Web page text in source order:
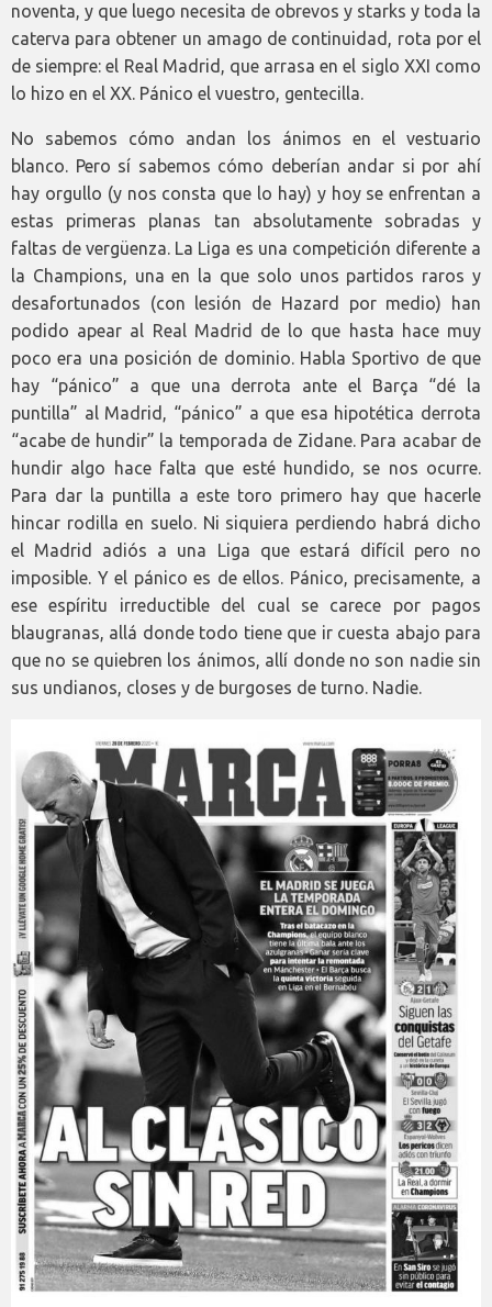
noventa, y que luego necesita de obrevos y starks y toda la
caterva para obtener un amago de continuidad, rota por el
de siempre: el Real Madrid, que arrasa en el siglo XXI como
lo hizo en el XX. Pánico el vuestro, gentecilla.
No sabemos cómo andan los ánimos en el vestuario
blanco. Pero sí sabemos cómo deberían andar si por ahí
hay orgullo (y nos consta que lo hay) y hoy se enfrentan a
estas primeras planas tan absolutamente sobradas y
faltas de vergüenza. La Liga es una competición diferente a
la Champions, una en la que solo unos partidos raros y
desafortunados (con lesión de Hazard por medio) han
podido apear al Real Madrid de lo que hasta hace muy
poco era una posición de dominio. Habla Sportivo de que
hay “pánico” a que una derrota ante el Barça “dé la
puntilla” al Madrid, “pánico” a que esa hipotética derrota
“acabe de hundir” la temporada de Zidane. Para acabar de
hundir algo hace falta que esté hundido, se nos ocurre.
Para dar la puntilla a este toro primero hay que hacerle
hincar rodilla en suelo. Ni siquiera perdiendo habrá dicho
el Madrid adiós a una Liga que estará difícil pero no
imposible. Y el pánico es de ellos. Pánico, precisamente, a
ese espíritu irreductible del cual se carece por pagos
blaugranas, allá donde todo tiene que ir cuesta abajo para
que no se quiebren los ánimos, allí donde no son nadie sin
sus undianos, closes y de burgoses de turno. Nadie.